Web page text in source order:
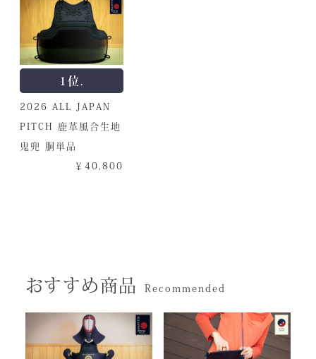
1位.
2026 ALL JAPAN
PITCH 鹿革風合生地
鬼兜 胴単品
￥40,800
おすすめ商品 Recommended